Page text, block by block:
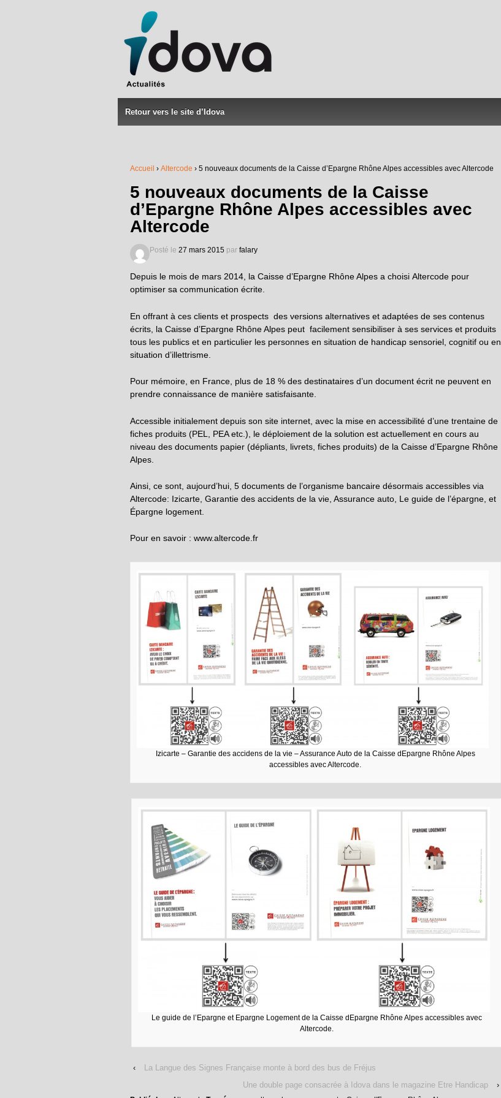
Retour vers le site d’Idova
Accueil › Altercode › 5 nouveaux documents de la Caisse d’Epargne Rhône Alpes accessibles avec Altercode
5 nouveaux documents de la Caisse
d’Epargne Rhône Alpes accessibles avec
Altercode
Posté le 27 mars 2015 par falary
Depuis le mois de mars 2014, la Caisse d’Epargne Rhône Alpes a choisi Altercode pour
optimiser sa communication écrite.
En offrant à ces clients et prospects des versions alternatives et adaptées de ses contenus
écrits, la Caisse d’Epargne Rhône Alpes peut facilement sensibiliser à ses services et produits
tous les publics et en particulier les personnes en situation de handicap sensoriel, cognitif ou en
situation d’illettrisme.
Pour mémoire, en France, plus de 18 % des destinataires d’un document écrit ne peuvent en
prendre connaissance de manière satisfaisante.
Accessible initialement depuis son site internet, avec la mise en accessibilité d’une trentaine de
fiches produits (PEL, PEA etc.), le déploiement de la solution est actuellement en cours au
niveau des documents papier (dépliants, livrets, fiches produits) de la Caisse d’Epargne Rhône
Alpes.
Ainsi, ce sont, aujourd’hui, 5 documents de l’organisme bancaire désormais accessibles via
Altercode: Izicarte, Garantie des accidents de la vie, Assurance auto, Le guide de l’épargne, et
Épargne logement.
Pour en savoir : www.altercode.fr
Izicarte – Garantie des accidens de la vie – Assurance Auto de la Caisse dEpargne Rhône Alpes
accessibles avec Altercode.
Le guide de l’Epargne et Epargne Logement de la Caisse dEpargne Rhône Alpes accessibles avec
Altercode.
‹
La Langue des Signes Française monte à bord des bus de Fréjus
Une double page consacrée à Idova dans le magazine Etre Handicap
›